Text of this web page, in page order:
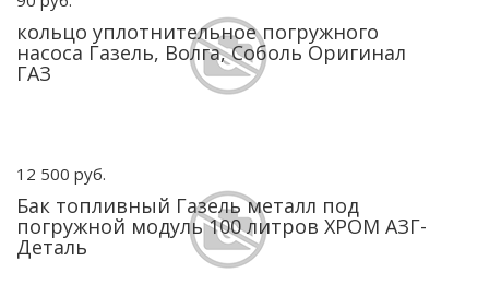
кольцо уплотнительное погружного
насоса Газель, Волга, Соболь Оригинал
ГАЗ
12 500 руб.
Бак топливный Газель металл под
погружной модуль 100 литров ХРОМ АЗГ-
Деталь